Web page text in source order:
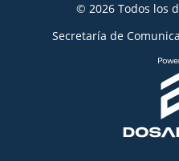
© 2026 Todos los
Secretaría de